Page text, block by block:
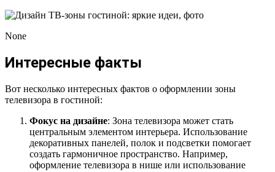
None
Интересные факты
Вот несколько интересных фактов о оформлении зоны
телевизора в гостиной:
Фокус на дизайне: Зона телевизора может стать
центральным элементом интерьера. Использование
декоративных панелей, полок и подсветки помогает
создать гармоничное пространство. Например,
оформление телевизора в нише или использование